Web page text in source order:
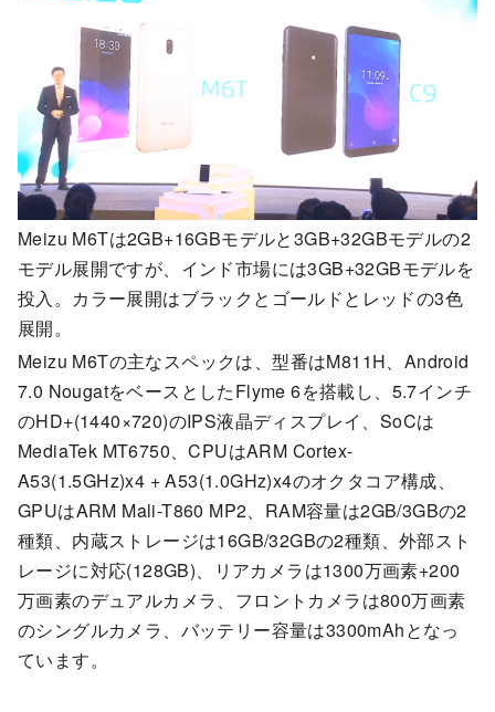
Meizu M6Tは2GB+16GBモデルと3GB+32GBモデルの2
モデル展開ですが、インド市場には3GB+32GBモデルを
投入。カラー展開はブラックとゴールドとレッドの3色
展開。
Meizu M6Tの主なスペックは、型番はM811H、Android
7.0 NougatをベースとしたFlyme 6を搭載し、5.7インチ
のHD+(1440×720)のIPS液晶ディスプレイ、SoCは
MediaTek MT6750、CPUはARM Cortex-
A53(1.5GHz)x4 + A53(1.0GHz)x4のオクタコア構成、
GPUはARM Mali-T860 MP2、RAM容量は2GB/3GBの2
種類、内蔵ストレージは16GB/32GBの2種類、外部スト
レージに対応(128GB)、リアカメラは1300万画素+200
万画素のデュアルカメラ、フロントカメラは800万画素
のシングルカメラ、バッテリー容量は3300mAhとなっ
ています。